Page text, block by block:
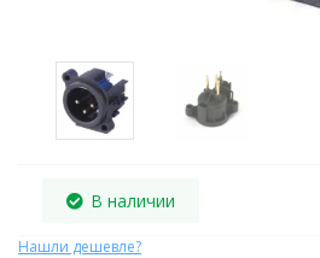
В наличии
Нашли дешевле?